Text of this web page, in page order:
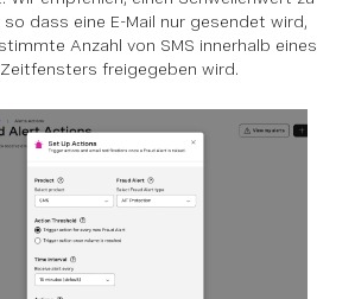
so dass eine E-Mail nur gesendet wird,
Anzahl von SMS innerhalb eines
freigegeben wird.